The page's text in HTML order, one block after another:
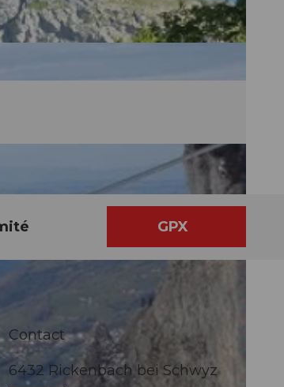
GPX
Contact
6432 Rickenbach bei Schwyz